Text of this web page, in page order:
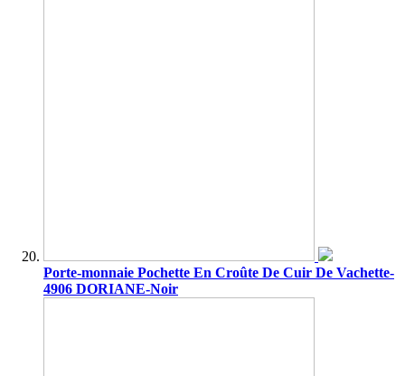
Porte-monnaie Pochette En Croûte De Cuir De Vachette-
4906 DORIANE-Noir